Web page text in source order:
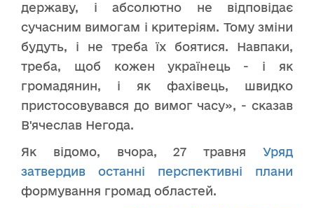
державу, і абсолютно не відповідає
сучасним вимогам і критеріям. Тому зміни
будуть, і не треба їх боятися. Навпаки,
треба, щоб кожен українець - і як
громадянин, і як фахівець, швидко
пристосовувався до вимог часу», - сказав
В'ячеслав Негода.
Як відомо, вчора, 27 травня Уряд
затвердив останні перспективні плани
формування громад областей.